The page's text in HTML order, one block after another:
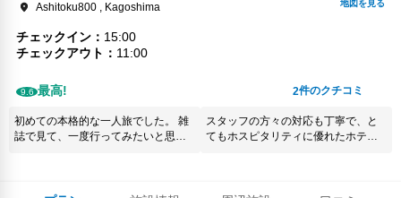
Ashitoku800 , Kagoshima
チェックイン
15:00
チェックアウト
11:00
9.6 最高! 2件のクチコミ
初めての本格的な一人旅でした。 雑
誌で見て、一度行ってみたいと思い
スタッフの方々の対応も丁寧で、と
てもホスピタリティに優れたホテル